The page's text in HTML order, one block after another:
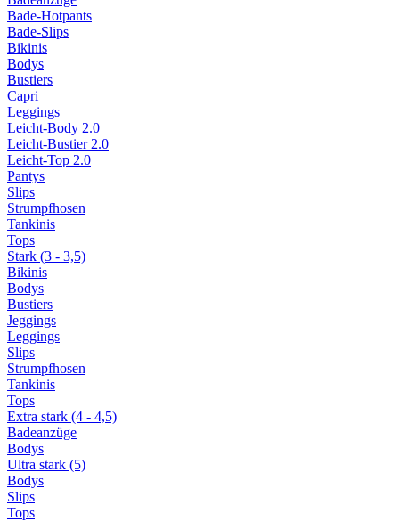
Bade-Hotpants
Bade-Slips
Bikinis
Bodys
Bustiers
Capri
Leggings
Leicht-Body 2.0
Leicht-Bustier 2.0
Leicht-Top 2.0
Pantys
Slips
Strumpfhosen
Tankinis
Tops
Stark (3 - 3,5)
Bikinis
Bodys
Bustiers
Jeggings
Leggings
Slips
Strumpfhosen
Tankinis
Tops
Extra stark (4 - 4,5)
Badeanzüge
Bodys
Ultra stark (5)
Bodys
Slips
Tops